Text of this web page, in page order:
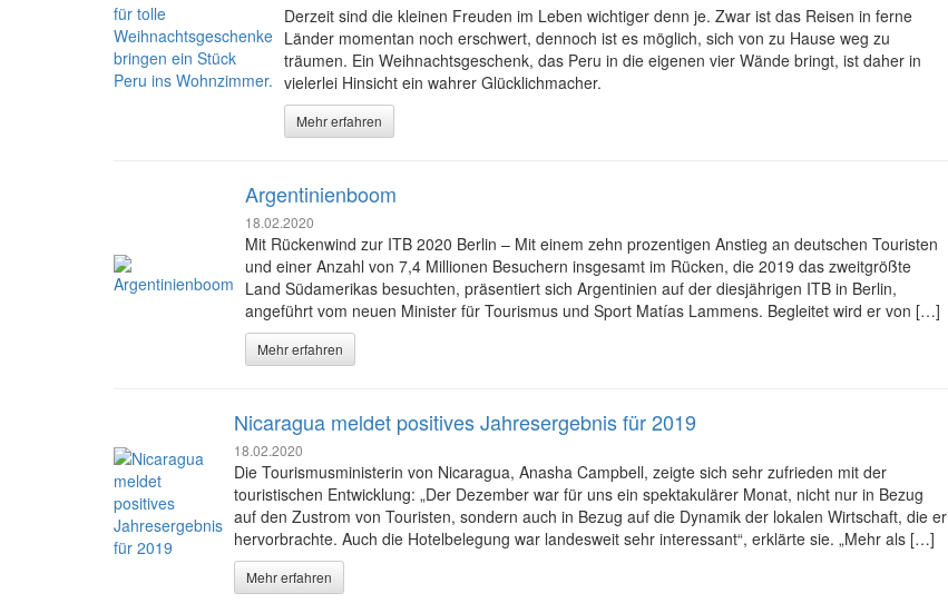
Derzeit sind die kleinen Freuden im Leben wichtiger denn je. Zwar ist das Reisen in ferne
Länder momentan noch erschwert, dennoch ist es möglich, sich von zu Hause weg zu
träumen. Ein Weihnachtsgeschenk, das Peru in die eigenen vier Wände bringt, ist daher in
vielerlei Hinsicht ein wahrer Glücklichmacher.
Mehr erfahren
Argentinienboom
18.02.2020
Mit Rückenwind zur ITB 2020 Berlin – Mit einem zehn prozentigen Anstieg an deutschen Touristen
und einer Anzahl von 7,4 Millionen Besuchern insgesamt im Rücken, die 2019 das zweitgrößte
Land Südamerikas besuchten, präsentiert sich Argentinien auf der diesjährigen ITB in Berlin,
angeführt vom neuen Minister für Tourismus und Sport Matías Lammens. Begleitet wird er von […]
Mehr erfahren
Nicaragua meldet positives Jahresergebnis für 2019
18.02.2020
Die Tourismusministerin von Nicaragua, Anasha Campbell, zeigte sich sehr zufrieden mit der
touristischen Entwicklung: „Der Dezember war für uns ein spektakulärer Monat, nicht nur in Bezug
auf den Zustrom von Touristen, sondern auch in Bezug auf die Dynamik der lokalen Wirtschaft, die er
hervorbrachte. Auch die Hotelbelegung war landesweit sehr interessant“, erklärte sie. „Mehr als […]
Mehr erfahren